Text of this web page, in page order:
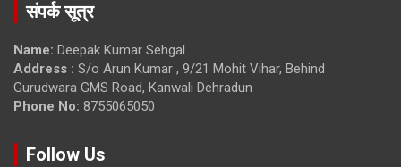
संपर्क सूत्र
Name: Deepak Kumar Sehgal
Address : S/o Arun Kumar , 9/21 Mohit Vihar, Behind
Gurudwara GMS Road, Kanwali Dehradun
Phone No: 8755065050
Follow Us